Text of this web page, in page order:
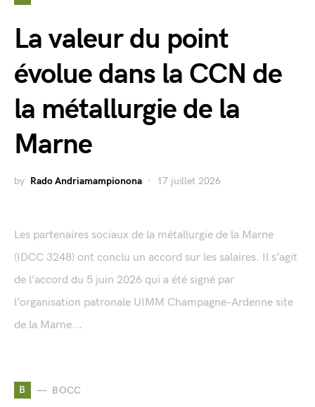
La valeur du point
évolue dans la CCN de
la métallurgie de la
Marne
by Rado Andriamampionona 17 juillet 2026
Les partenaires sociaux de la métallurgie de la Marne
(IDCC 3248) ont conclu un accord sur les salaires. Il s’agit
de l’accord du 5 juin 2026 qui a été signé par
l’organisation patronale UIMM Champagne-Ardenne site
de la Marne...
B BOCC